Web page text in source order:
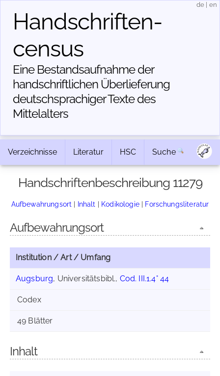
Handschriften­
census
Eine Bestandsaufnahme der
handschriftlichen Über­lieferung
deutschsprachiger Texte des
Mittelalters
de en
Verzeichnisse Literatur HSC Suche
Handschriftenbeschreibung 11279
Aufbewahrungsort | Inhalt | Kodikologie| Forschungsliteratur
Aufbewahrungsort
Institution / Art / Umfang
Augsburg, Universitätsbibl., Cod. III.1.4° 44
Codex
49 Blätter
Inhalt